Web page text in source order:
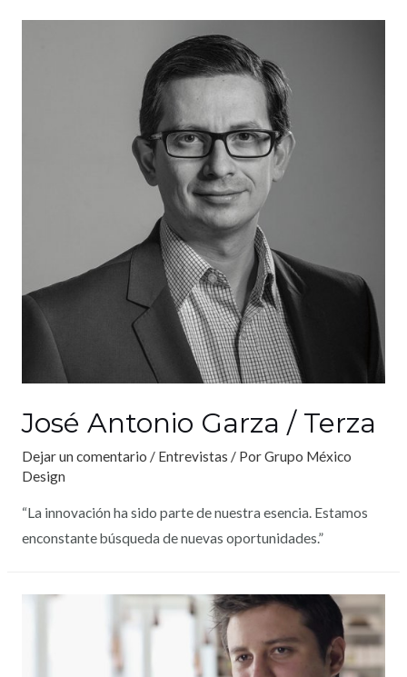
José Antonio Garza / Terza
Dejar un comentario / Entrevistas / PorGrupo México
Design
“La innovación ha sido parte de nuestra esencia. Estamos
enconstante búsqueda de nuevas oportunidades.”